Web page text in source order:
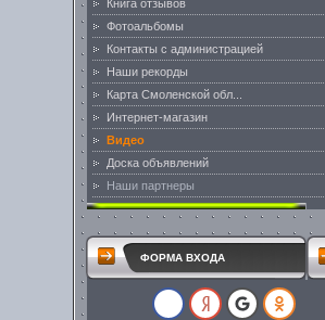
Книга отзывов
Фотоальбомы
Контакты с администрацией
Наши рекорды
Карта Смоленской обл...
Интернет-магазин
Видео
Доска объявлений
Наши партнеры
ФОРМА ВХОДА